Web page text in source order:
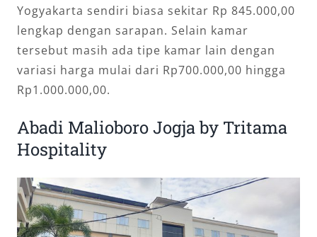
Yogyakarta sendiri biasa sekitar Rp 845.000,00
lengkap dengan sarapan. Selain kamar
tersebut masih ada tipe kamar lain dengan
variasi harga mulai dari Rp700.000,00 hingga
Rp1.000.000,00.
Abadi Malioboro Jogja by Tritama
Hospitality